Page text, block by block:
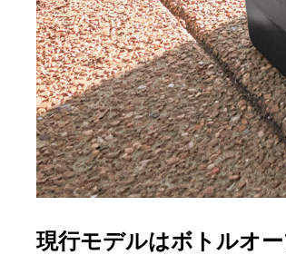
現行モデルはボトルオ